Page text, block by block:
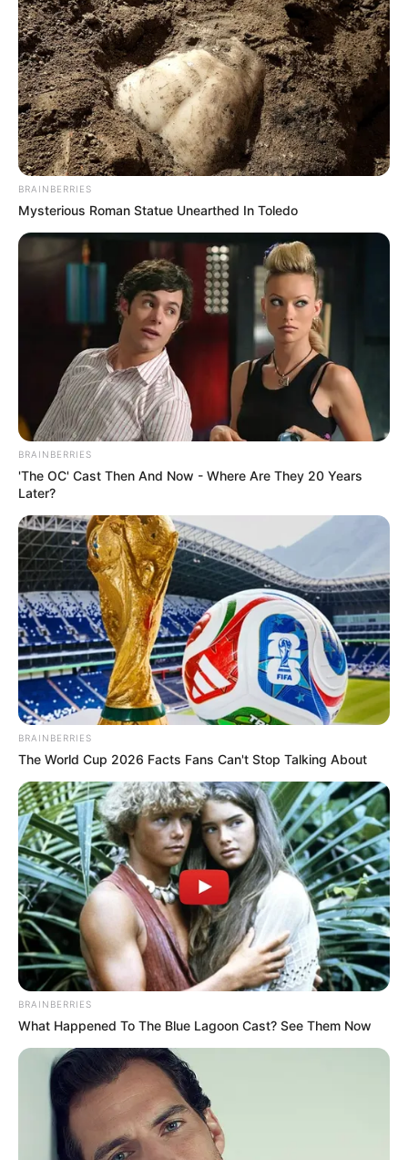
BRAINBERRIES
Mysterious Roman Statue Unearthed In Toledo
BRAINBERRIES
'The OC' Cast Then And Now - Where Are They 20 Years
Later?
BRAINBERRIES
The World Cup 2026 Facts Fans Can't Stop Talking About
BRAINBERRIES
What Happened To The Blue Lagoon Cast? See Them Now